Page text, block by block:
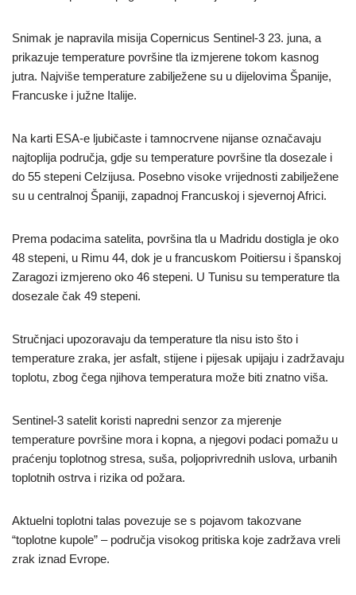
Snimak je napravila misija Copernicus Sentinel-3 23. juna, a
prikazuje temperature površine tla izmjerene tokom kasnog
jutra. Najviše temperature zabilježene su u dijelovima Španije,
Francuske i južne Italije.
Na karti ESA-e ljubičaste i tamnocrvene nijanse označavaju
najtoplija područja, gdje su temperature površine tla dosezale i
do 55 stepeni Celzijusa. Posebno visoke vrijednosti zabilježene
su u centralnoj Španiji, zapadnoj Francuskoj i sjevernoj Africi.
Prema podacima satelita, površina tla u Madridu dostigla je oko
48 stepeni, u Rimu 44, dok je u francuskom Poitiersu i španskoj
Zaragozi izmjereno oko 46 stepeni. U Tunisu su temperature tla
dosezale čak 49 stepeni.
Stručnjaci upozoravaju da temperature tla nisu isto što i
temperature zraka, jer asfalt, stijene i pijesak upijaju i zadržavaju
toplotu, zbog čega njihova temperatura može biti znatno viša.
Sentinel-3 satelit koristi napredni senzor za mjerenje
temperature površine mora i kopna, a njegovi podaci pomažu u
praćenju toplotnog stresa, suša, poljoprivrednih uslova, urbanih
toplotnih ostrva i rizika od požara.
Aktuelni toplotni talas povezuje se s pojavom takozvane
“toplotne kupole” – područja visokog pritiska koje zadržava vreli
zrak iznad Evrope.